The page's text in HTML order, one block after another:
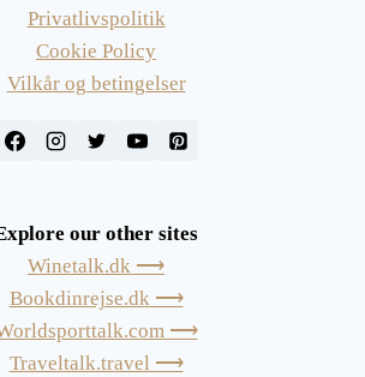
Privatlivspolitik
Cookie Policy
Vilkår og betingelser
our other sites
Winetalk.dk ⟶
Bookdinrejse.dk ⟶
⟶
Traveltalk.travel ⟶